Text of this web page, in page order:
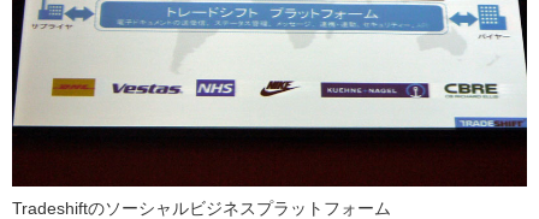
Tradeshiftのソーシャルビジネスプラットフォーム